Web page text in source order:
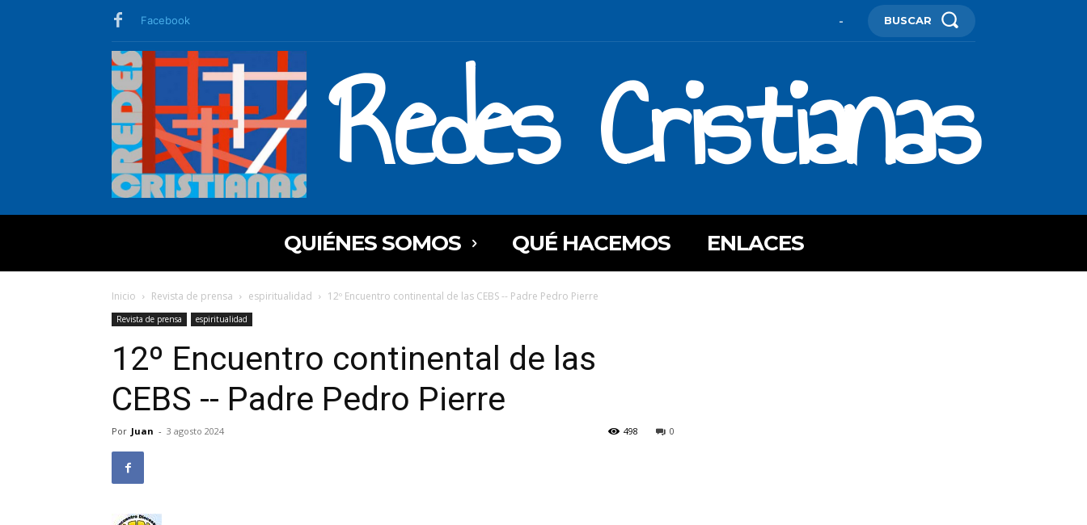
Facebook - BUSCAR
Redes Cristianas
QUIÉNES SOMOS QUÉ HACEMOS ENLACES
Inicio Revista de prensa espiritualidad 12º Encuentro continental de las CEBS -- Padre Pedro Pierre
Revista de prensa espiritualidad
12º Encuentro continental de las
CEBS -- Padre Pedro Pierre
Por Juan - 3 agosto 2024 0
498